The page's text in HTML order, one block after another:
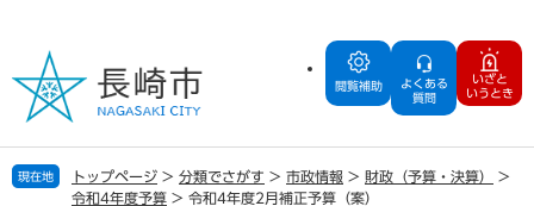
の
で
す
ー
ば
し
閲覧補助
よくある
質問
いざと
いうとき
現在地 トップページ > 分類でさがす > 市政情報 > 財政（予算・決算）
>
令和4年度予算 > 令和4年度2月補正予算（案）